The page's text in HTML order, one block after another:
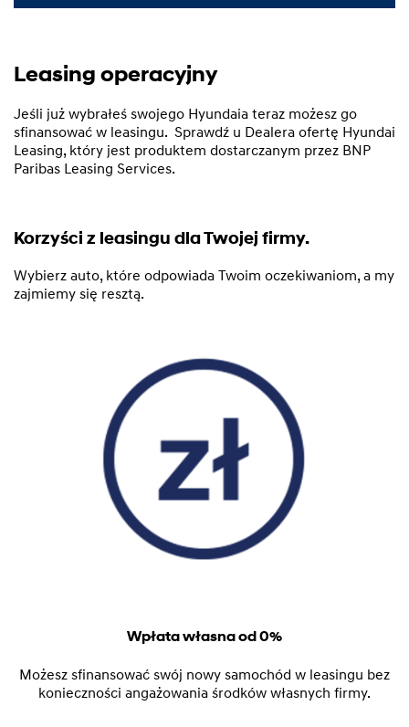
Leasing operacyjny
Jeśli już wybrałeś swojego Hyundaia teraz możesz go
sfinansować w leasingu. Sprawdź u Dealera ofertę Hyundai
Leasing, który jest produktem dostarczanym przez BNP
Paribas Leasing Services.
Korzyści z leasingu dla Twojej firmy.
Wybierz auto, które odpowiada Twoim oczekiwaniom, a my
zajmiemy się resztą.
Wpłata własna od 0%
Możesz sfinansować swój nowy samochód w leasingu bez
konieczności angażowania środków własnych firmy.